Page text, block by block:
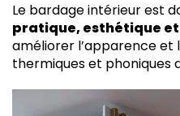
Le bardage intérieur est
pratique, esthétique
améliorer l’apparence
thermiques et phoniques